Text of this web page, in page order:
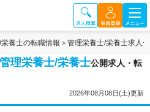
養士の転職情報 管理栄養士/栄養士求人
理栄養士/栄養士公開求人・転
2026年08月08日(土)更新